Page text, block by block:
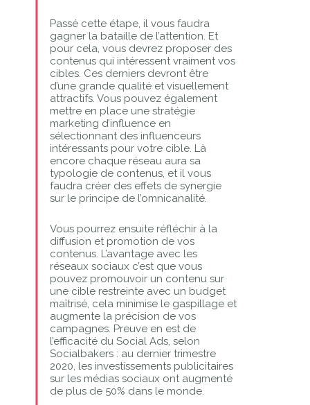
Passé cette étape, il vous faudra
gagner la bataille de l’attention. Et
pour cela, vous devrez proposer des
contenus qui intéressent vraiment vos
cibles. Ces derniers devront être
d’une grande qualité et visuellement
attractifs. Vous pouvez également
mettre en place une stratégie
marketing d’influence en
sélectionnant des influenceurs
intéressants pour votre cible. Là
encore chaque réseau aura sa
typologie de contenus, et il vous
faudra créer des effets de synergie
sur le principe de l’omnicanalité.
Vous pourrez ensuite réfléchir à la
diffusion et promotion de vos
contenus. L’avantage avec les
réseaux sociaux c’est que vous
pouvez promouvoir un contenu sur
une cible restreinte avec un budget
maîtrisé, cela minimise le gaspillage et
augmente la précision de vos
campagnes. Preuve en est de
l’efficacité du Social Ads, selon
Socialbakers : au dernier trimestre
2020, les investissements publicitaires
sur les médias sociaux ont augmenté
de plus de 50% dans le monde.